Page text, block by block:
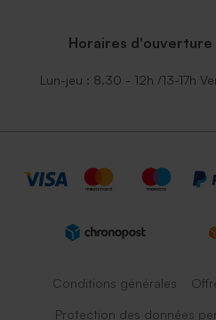
Horaires
Lun-jeu : 8.30 - 12h /13-17h
Conditions générales
Protection des données